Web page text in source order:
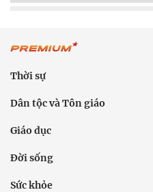
Thời sự
Dân tộc và Tôn giáo
Giáo dục
Đời sống
Sức khỏe